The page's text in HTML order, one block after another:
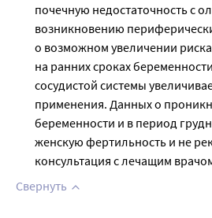
почечную недостаточность с
возникновению
о возможном увеличении
на ранних сроках
сосудистой системы
применения. Данных о
беременности и в период
женскую фертильность и не
консультация с лечащим
Свернуть